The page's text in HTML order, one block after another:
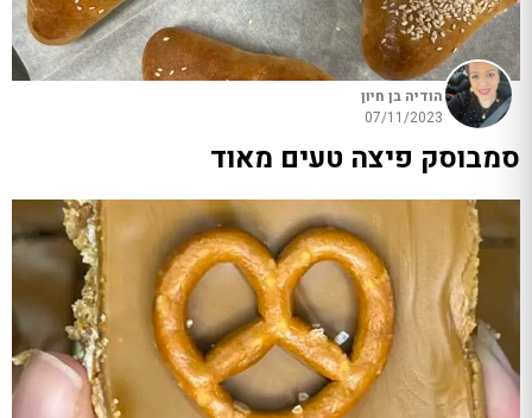
הודיה בן חיון
07/11/2023
סמבוסק פיצה טעים מאוד